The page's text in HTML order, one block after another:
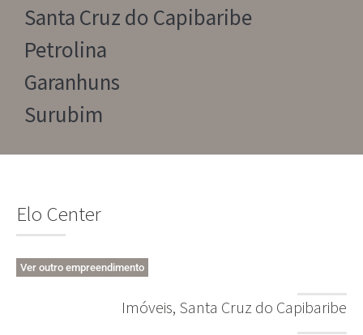
Santa Cruz do Capibaribe
Petrolina
Garanhuns
Surubim
Elo Center
Ver outro empreendimento
Imóveis, Santa Cruz do Capibaribe